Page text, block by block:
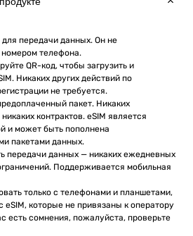
для передачи данных. Он не
номером телефона.
QR-код, чтобы загрузить и
Никаких других действий по
не требуется.
пакет. Никаких
контрактов. eSIM является
и может быть пополнена
пакетами данных.
передачи данных — никаких ежедневных
Поддерживается мобильная
только с телефонами и планшетами,
которые не привязаны к оператору
есть сомнения, пожалуйста, проверьте